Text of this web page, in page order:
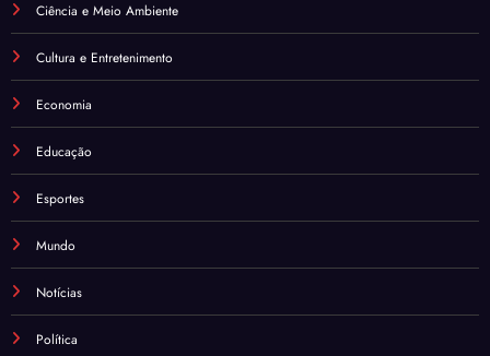
Ciência e Meio Ambiente
Cultura e Entretenimento
Economia
Educação
Esportes
Mundo
Notícias
Política